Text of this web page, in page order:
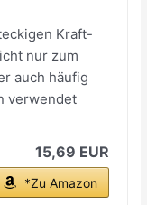
Kraft-
nur zum
auch häufig
verwendet
15,69 EUR
*Zu Amazon